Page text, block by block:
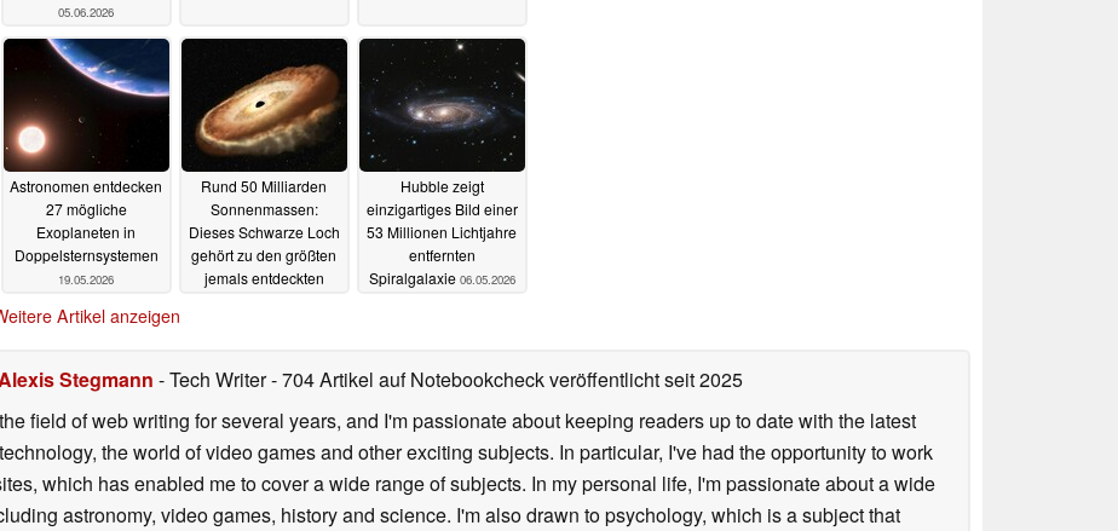
05.06.2026
Astronomen entdecken
27 mögliche
Exoplaneten in
Doppelsternsystemen
19.05.2026
Rund 50 Milliarden
Sonnenmassen:
Dieses Schwarze Loch
gehört zu den größten
jemals entdeckten
Hubble zeigt
einzigartiges Bild einer
53 Millionen Lichtjahre
entfernten
Spiralgalaxie 06.05.2026
Artikel anzeigen
Stegmann - Tech Writer- 704 Artikel auf Notebookcheck veröffentlichtseit 2025
field of web writing for several years, and I'm passionate about keeping readers up to date with the latest
the world of video games and other exciting subjects. In particular, I've had the opportunity to work
which has enabled me to cover a wide range of subjects. In my personal life, I'm passionate about a wide
astronomy, video games, history and science. I'm also drawn to psychology, which is a subject that